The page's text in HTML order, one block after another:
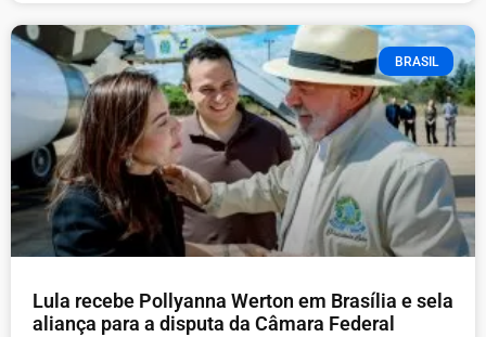
BRASIL
Lula recebe Pollyanna Werton em Brasília e sela
aliança para a disputa da Câmara Federal